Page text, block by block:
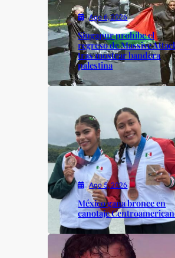
Ago 6, 2026
Singapur prohíbe el
regreso de Massive
tras mostrar bandera
palestina
Ago 5, 2026
México gana bronce en
canotaje